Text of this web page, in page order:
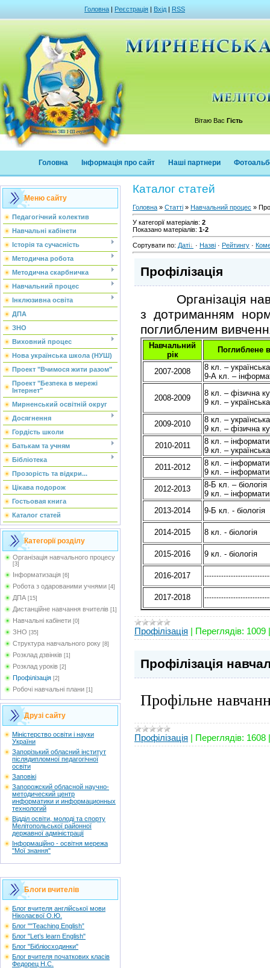
Головна | Реєстрація | Вхід | RSS
Вітаю Вас Гість
Головна Інформація про сайт Наші партнери
Меню сайту
Педагогічний колектив
Навчальні кабінети
Історія та сучасність
Методична робота
Методична скарбничка
Навчальний процес
Інклюзивна освіта
ДПА
ЗНО
Виховний процес
Нова українська школа (НУШ)
Проект "Вчимося жити разом"
Проект "Безпека в мережі
Інтернет"
Мирненський освітній округ
Досягнення
Гордість школи
Батькам та учням
Бібліотека
Прозорість та відкри...
Цікава подорож
Гостьовая книга
Каталог статей
Категорії розділу
Організація навчального процесу
[3]
Інформатизація [6]
Робота з одарованими учнями [4]
ДПА [15]
Дистанційне навчання вчителів [1]
Навчальні кабінети [0]
ЗНО [35]
Структура навчального року [8]
Розклад дзвінків [1]
Розклад уроків [2]
Профілізація [2]
Робочі навчальні плани [1]
Друзі сайту
Мiністерство освіти і науки
України
Запорізький обласний інститут
післядипломної педагогічної
освіти
Заповікі
Запорожский обласной научно-
методический центр
информатики и информационных
технологий
Відділ освіти, молоді та спорту
Мелітопольської районної
державної адміністрації
Інформаційно - освітня мережа
"Мої знання"
Блоги вчителів
Блог вчителя англійської мови
Ніколаєвої О.Ю.
Блог ""Teaching English”
Блог "Let’s learn English"
Блог "Бібліосходинки"
Блог вчителя початкових класів
Федорец Н.С.
Каталог статей
Головна » Статті » Навчальний процес »
У категорії матеріалів: 2
Показано матеріалів: 1-2
Сортувати по: Даті · Назві · Рейтингу ·
Профілізація
Організація
з дотриманням
поглибленим
Навчальний
рік
Поглиблене
2007-2008
8 кл. –
9-А кл. –
2008-2009
8 кл. – фізична
9 кл. –
2009-2010
8 кл. –
9 кл. – фізична
2010-2011
8 кл. –
9 кл. –
2011-2012
8 кл. –
9 кл. –
2012-2013
8-Б кл. – біологія
9 кл. –
2013-2014
9-Б кл. - біологія
2014-2015 8 кл. - біологія
2015-2016 9 кл. - біологія
2016-2017
2017-2018
Профілізація Переглядів: 1009
Профілізація
Профільне
Профілізація Переглядів: 1608